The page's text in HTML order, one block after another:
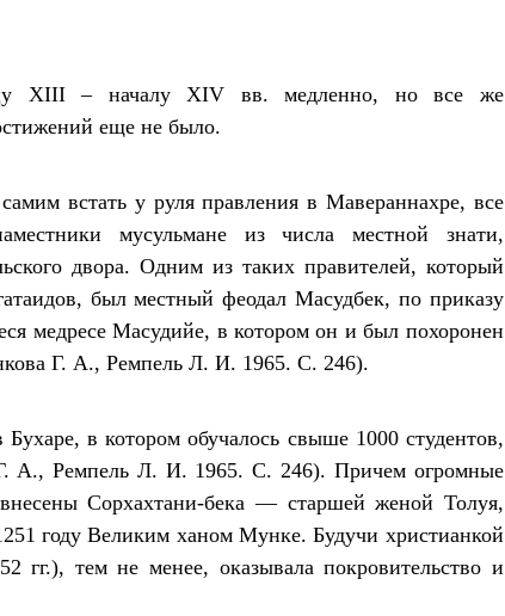
XIII – началу XIV вв. медленно, но все же
еще не было.
встать у руля правления в Мавераннахре, все
мусульмане из числа местной знати,
двора. Одним из таких правителей, который
был местный феодал Масудбек, по приказу
медресе Масудийе, в котором он и был похоронен
Г. А., Ремпель Л. И. 1965. С. 246).
в котором обучалось свыше 1000 студентов,
А., Ремпель Л. И. 1965. С. 246). Причем огромные
Сорхахтани-бека — старшей женой Толуя,
году Великим ханом Мунке. Будучи христианкой
гг.), тем не менее, оказывала покровительство и